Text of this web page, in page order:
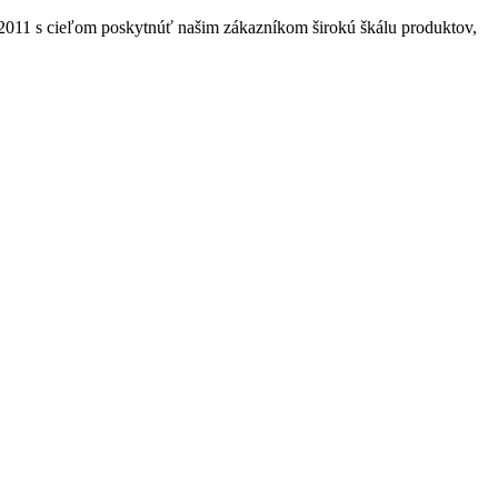
s cieľom poskytnúť našim zákazníkom širokú škálu produktov,